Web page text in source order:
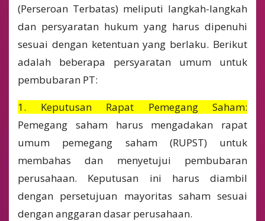
(Perseroan Terbatas) meliputi langkah-langkah
dan persyaratan hukum yang harus dipenuhi
sesuai dengan ketentuan yang berlaku. Berikut
adalah beberapa persyaratan umum untuk
pembubaran PT:
1. Keputusan Rapat Pemegang Saham:
Pemegang saham harus mengadakan rapat
umum pemegang saham (RUPST) untuk
membahas dan menyetujui pembubaran
perusahaan. Keputusan ini harus diambil
dengan persetujuan mayoritas saham sesuai
dengan anggaran dasar perusahaan.